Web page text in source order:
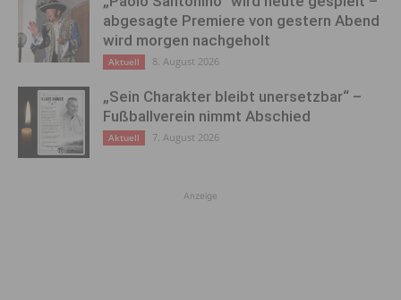
abgesagte Premiere von gestern Abend
wird morgen nachgeholt
Aktuell 8. August 2026
„Sein Charakter bleibt unersetzbar“ –
Fußballverein nimmt Abschied
Aktuell 7. August 2026
Anzeige